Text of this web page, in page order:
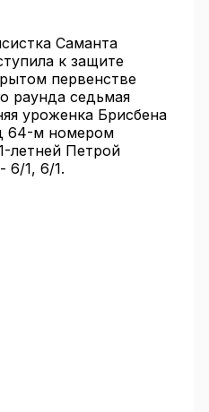
Саманта
к защите
первенстве
раунда седьмая
уроженка Брисбена
64-м номером
летней Петрой
6/1, 6/1.